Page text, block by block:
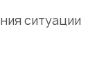
ситуации